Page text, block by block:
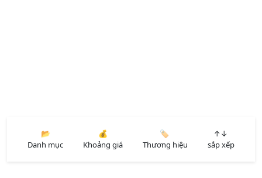
📂
Danh mục
💰
Khoảng giá
🏷️
Thương hiệu
↑↓
sắp xếp